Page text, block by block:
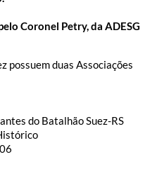
Coronel Petry, da ADESG
possuem duas Associações
do Batalhão Suez-RS